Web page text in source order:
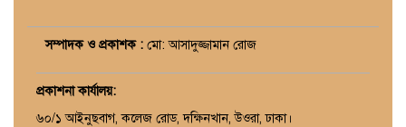
সম্পাদক ও প্রকাশক : মো: আসাদুজ্জামান রোজ
প্রকাশনা কার্যালয়:
৬০/১ আইনুছবাগ, কলেজ রোড, দক্ষিনখান, উওরা, ঢাকা।